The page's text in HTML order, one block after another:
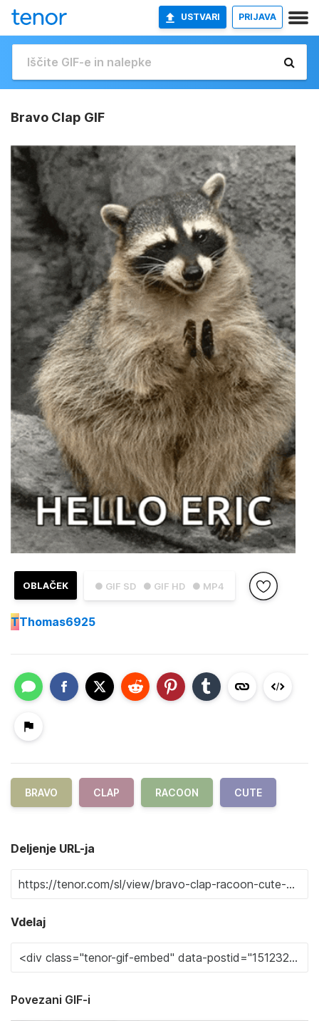
USTVARI PRIJAVA
Bravo Clap GIF
● GIF SD ● GIF HD ● MP4
OBLAČEK
TThomas6925
BRAVO CLAP RACOON CUTE
Deljenje URL-ja
Vdelaj
Povezani GIF-i